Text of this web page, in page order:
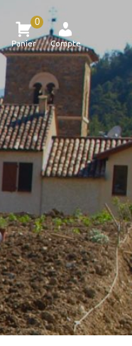
Panier
0
Compte